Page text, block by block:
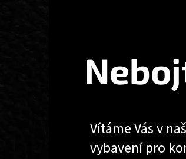
Vítáme Vás v
vybavení pro